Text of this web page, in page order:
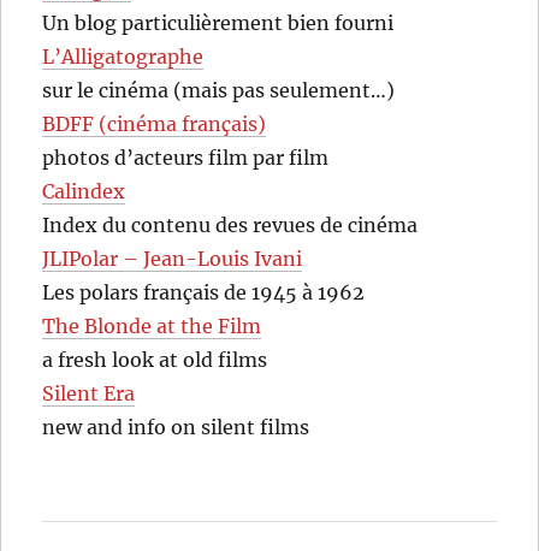
Un blog particulièrement bien fourni
L’Alligatographe
sur le cinéma (mais pas seulement…)
BDFF (cinéma français)
photos d’acteurs film par film
Calindex
Index du contenu des revues de cinéma
JLIPolar – Jean-Louis Ivani
Les polars français de 1945 à 1962
The Blonde at the Film
a fresh look at old films
Silent Era
new and info on silent films